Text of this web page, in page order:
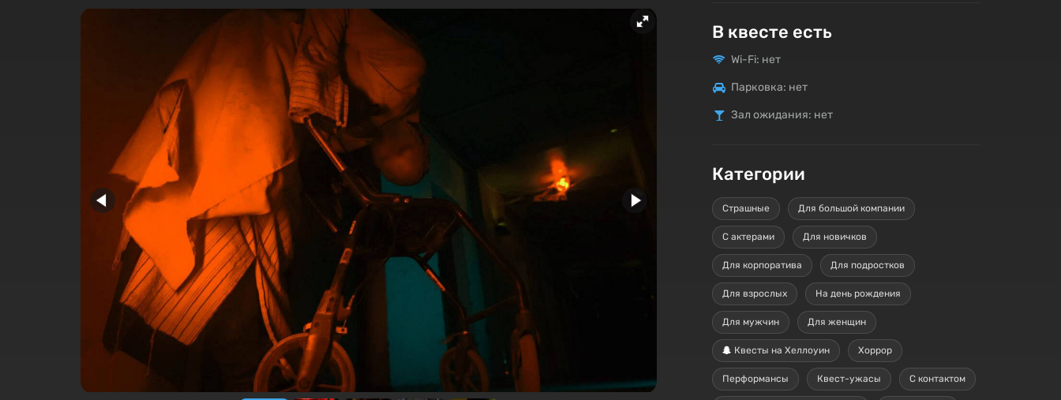
В квесте есть
Wi-Fi: нет
Парковка: нет
Зал ожидания: нет
Категории
Страшные Для большой компании
С актерами Для новичков
Для корпоратива Для подростков
Для взрослых На день рождения
Для мужчин Для женщин
Квесты на Хеллоуин Хоррор
Перформансы Квест-ужасы С контактом